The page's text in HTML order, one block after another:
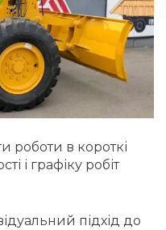
роботи в короткі
і графіку робіт
підхід до